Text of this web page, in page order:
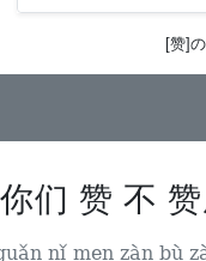
[赞]
们 赞 不
nǐ men zàn bù